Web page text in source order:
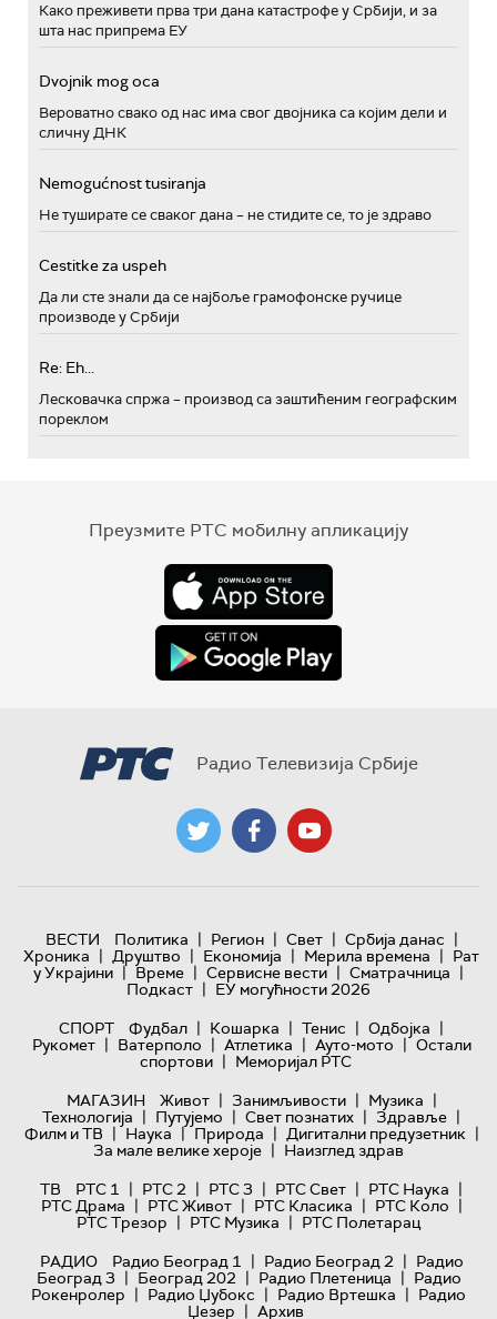
Како преживети прва три дана катастрофе у Србији, и за
шта нас припрема ЕУ
Dvojnik mog oca
Вероватно свако од нас има свог двојника са којим дели и
сличну ДНК
Nemogućnost tusiranja
Не туширате се сваког дана – не стидите се, то је здраво
Cestitke za uspeh
Да ли сте знали да се најбоље грамофонске ручице
производе у Србији
Re: Eh...
Лесковачка спржа – производ са заштићеним географским
пореклом
Преузмите РТС мобилну апликацију
Радио Телевизија Србије
ВЕСТИ Политика | Регион | Свет | Србија данас |
Хроника | Друштво | Економија | Мерила времена | Рат
у Украјини | Време | Сервисне вести | Сматрачница |
Подкаст | ЕУ могућности 2026
СПОРТ
Фудбал | Кошарка | Тенис | Одбојка |
Рукомет | Ватерполо | Атлетика | Ауто-мото | Остали
спортови | Меморијал РТС
МАГАЗИН
Живот | Занимљивости | Музика |
Технологијa | Путујемо | Свет познатих | Здравље |
Филм и ТВ | Наука | Природа | Дигитални предузетник |
За мале велике хероје | Наизглед здрав
ТВ
РТС 1 | РТС 2 | РТС 3 | РТС Свет | РТС Наука |
РТС Драма | РТС Живот | РТС Класика | РТС Коло |
РТС Трезор | РТС Музика | РТС Полетарац
РАДИО
Радио Београд 1 | Радио Београд 2 | Радио
Београд 3 | Београд 202 | Радио Плетеница | Радио
Рокенролер | Радио Џубокс | Радио Вртешка | Радио
Џезер | Архив